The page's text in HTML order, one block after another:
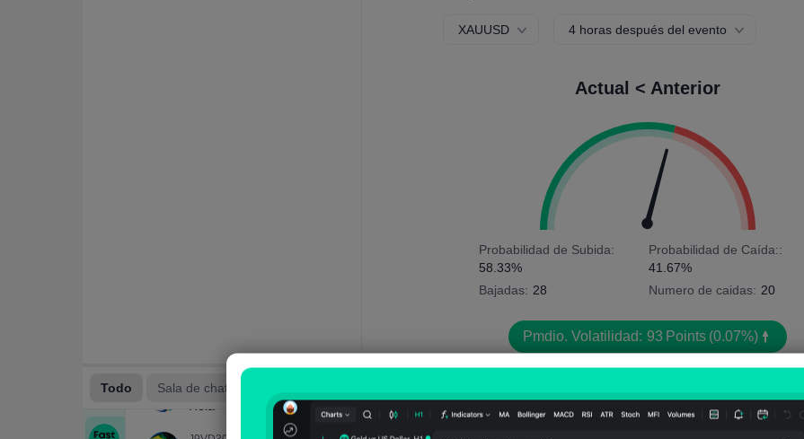
XAUUSD 4 horas después del evento
Actual < Anterior
Probabilidad de Subida:
58.33%
Bajadas: 28
Probabilidad de Caída::
41.67%
Numero de caidas: 20
Pmdio. Volatilidad: 93 Points (0.07%)
Gráfico de precios